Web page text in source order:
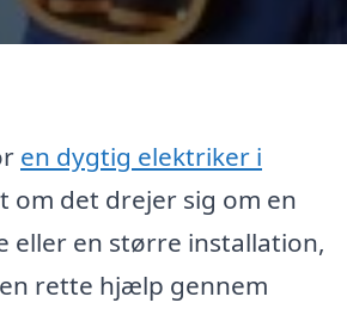
en dygtig elektriker i
om det drejer sig om en
eller en større installation,
rette hjælp gennem